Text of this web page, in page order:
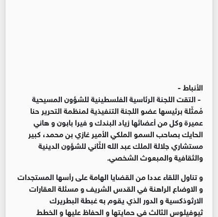
الأنباط -
- التقت اللجنة الرئاسية الفلسطينية للشؤون المسيحية
مُمثّلة برئيسها عضو اللجنة التنفيذية لمنظمة التحرير حنا
عميرة وكل من أعضائها زياد البندك و فيرا بابون و هاني
الحايك بصاحب السمو الملكي الأمير غازي بن محمد، كبير
مستشاري جلالة الملك عبد الله الثّاني للشؤون الدينية
والثقافية والمبعوث الشخصي.
و تناول اللقاء عددا من القضايا الهامة على رأسها المستجدات
و الاوضاع الراهنة في القدس الشريف و مسئلة العقارات
الارثوذكسية و الدور الذي يقوم به غبطة البطريرك
ثيوفيلوس الثالث في حمايتها و الحفاظ عليها و الخطط